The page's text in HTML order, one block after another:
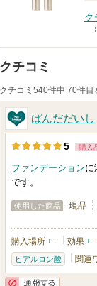
ク
クチコミ
クチコミ540件中 70件目
ぱんだだいし
5 購入
ファンデーションに
です。
使用した商品 現品
購入場所 - 効果 -
ヒアルロン酸 関連